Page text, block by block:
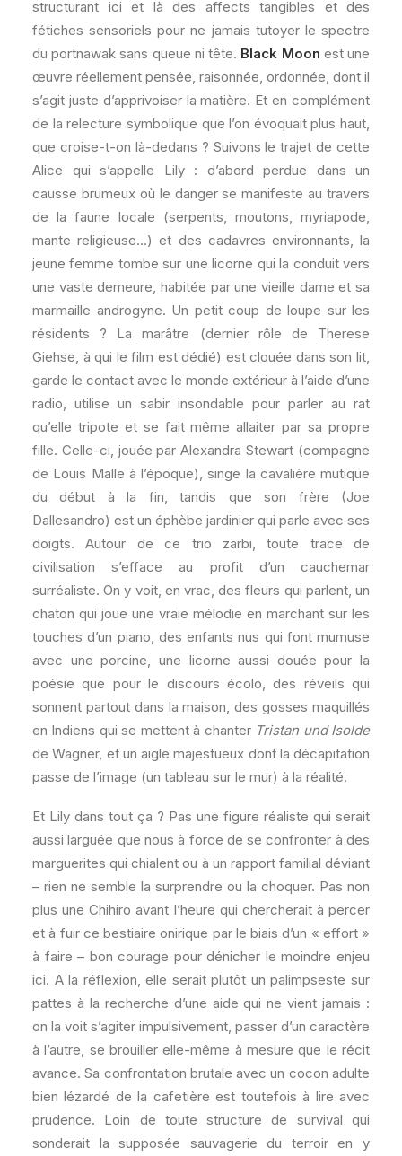
structurant ici et là des affects tangibles et des
fétiches sensoriels pour ne jamais tutoyer le spectre
du portnawak sans queue ni tête. Black Moon est une
œuvre réellement pensée, raisonnée, ordonnée, dont il
s’agit juste d’apprivoiser la matière. Et en complément
de la relecture symbolique que l’on évoquait plus haut,
que croise-t-on là-dedans ? Suivons le trajet de cette
Alice qui s’appelle Lily : d’abord perdue dans un
causse brumeux où le danger se manifeste au travers
de la faune locale (serpents, moutons, myriapode,
mante religieuse…) et des cadavres environnants, la
jeune femme tombe sur une licorne qui la conduit vers
une vaste demeure, habitée par une vieille dame et sa
marmaille androgyne. Un petit coup de loupe sur les
résidents ? La marâtre (dernier rôle de Therese
Giehse, à qui le film est dédié) est clouée dans son lit,
garde le contact avec le monde extérieur à l’aide d’une
radio, utilise un sabir insondable pour parler au rat
qu’elle tripote et se fait même allaiter par sa propre
fille. Celle-ci, jouée par Alexandra Stewart (compagne
de Louis Malle à l’époque), singe la cavalière mutique
du début à la fin, tandis que son frère (Joe
Dallesandro) est un éphèbe jardinier qui parle avec ses
doigts. Autour de ce trio zarbi, toute trace de
civilisation s’efface au profit d’un cauchemar
surréaliste. On y voit, en vrac, des fleurs qui parlent, un
chaton qui joue une vraie mélodie en marchant sur les
touches d’un piano, des enfants nus qui font mumuse
avec une porcine, une licorne aussi douée pour la
poésie que pour le discours écolo, des réveils qui
sonnent partout dans la maison, des gosses maquillés
en Indiens qui se mettent à chanter Tristan und Isolde
de Wagner, et un aigle majestueux dont la décapitation
passe de l’image (un tableau sur le mur) à la réalité.
Et Lily dans tout ça ? Pas une figure réaliste qui serait
aussi larguée que nous à force de se confronter à des
marguerites qui chialent ou à un rapport familial déviant
– rien ne semble la surprendre ou la choquer. Pas non
plus une Chihiro avant l’heure qui chercherait à percer
et à fuir ce bestiaire onirique par le biais d’un « effort »
à faire – bon courage pour dénicher le moindre enjeu
ici. A la réflexion, elle serait plutôt un palimpseste sur
pattes à la recherche d’une aide qui ne vient jamais :
on la voit s’agiter impulsivement, passer d’un caractère
à l’autre, se brouiller elle-même à mesure que le récit
avance. Sa confrontation brutale avec un cocon adulte
bien lézardé de la cafetière est toutefois à lire avec
prudence. Loin de toute structure de survival qui
sonderait la supposée sauvagerie du terroir en y